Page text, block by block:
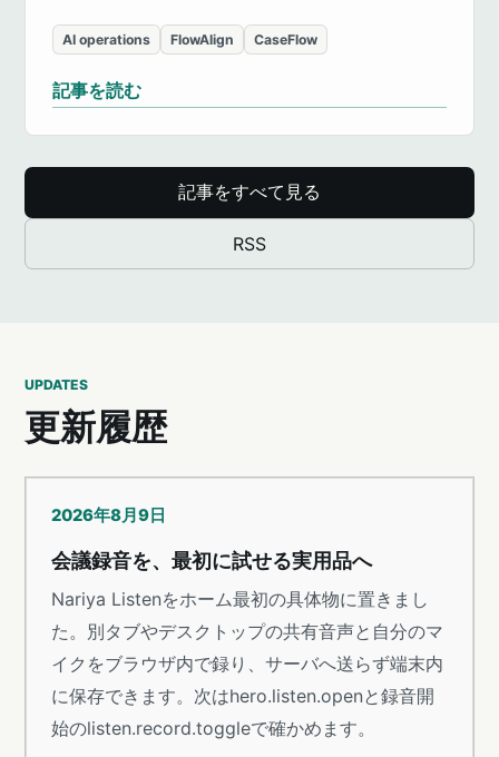
AI operations FlowAlign CaseFlow
記事を読む
記事をすべて見る
RSS
UPDATES
更新履歴
2026年8月9日
会議録音を、最初に試せる実用品へ
Nariya Listenをホーム最初の具体物に置きまし
た。別タブやデスクトップの共有音声と自分のマ
イクをブラウザ内で録り、サーバへ送らず端末内
に保存できます。次はhero.listen.openと録音開
始のlisten.record.toggleで確かめます。